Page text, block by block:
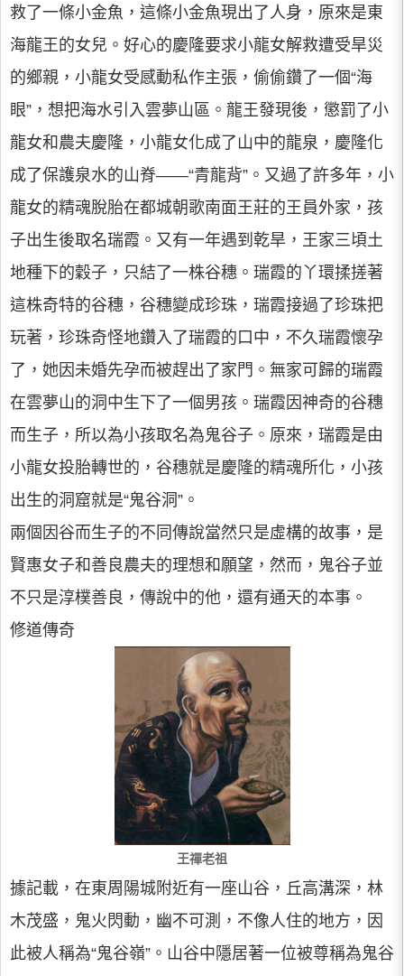
救了一條小金魚，這條小金魚現出了人身，原來是東
海龍王的女兒。好心的慶隆要求小龍女解救遭受旱災
的鄉親，小龍女受感動私作主張，偷偷鑽了一個“海
眼”，想把海水引入雲夢山區。龍王發現後，懲罰了小
龍女和農夫慶隆，小龍女化成了山中的龍泉，慶隆化
成了保護泉水的山脊——“青龍背”。又過了許多年，小
龍女的精魂脫胎在都城朝歌南面王莊的王員外家，孩
子出生後取名瑞霞。又有一年遇到乾旱，王家三頃土
地種下的穀子，只結了一株谷穗。瑞霞的丫環揉搓著
這株奇特的谷穗，谷穗變成珍珠，瑞霞接過了珍珠把
玩著，珍珠奇怪地鑽入了瑞霞的口中，不久瑞霞懷孕
了，她因未婚先孕而被趕出了家門。無家可歸的瑞霞
在雲夢山的洞中生下了一個男孩。瑞霞因神奇的谷穗
而生子，所以為小孩取名為鬼谷子。原來，瑞霞是由
小龍女投胎轉世的，谷穗就是慶隆的精魂所化，小孩
出生的洞窟就是“鬼谷洞”。
兩個因谷而生子的不同傳說當然只是虛構的故事，是
賢惠女子和善良農夫的理想和願望，然而，鬼谷子並
不只是淳樸善良，傳說中的他，還有通天的本事。
修道傳奇
王禪老祖
據記載，在東周陽城附近有一座山谷，丘高溝深，林
木茂盛，鬼火閃動，幽不可測，不像人住的地方，因
此被人稱為“鬼谷嶺”。山谷中隱居著一位被尊稱為鬼谷